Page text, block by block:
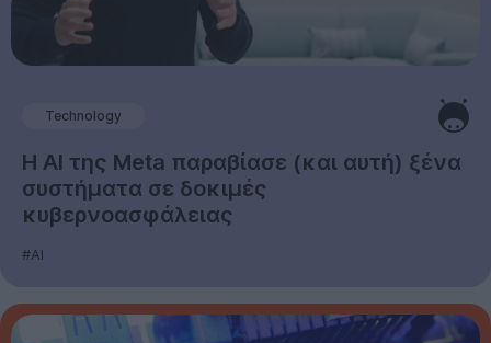
Technology
Η AI της Meta παραβίασε (και αυτή) ξένα
συστήματα σε δοκιμές
κυβερνοασφάλειας
#AI